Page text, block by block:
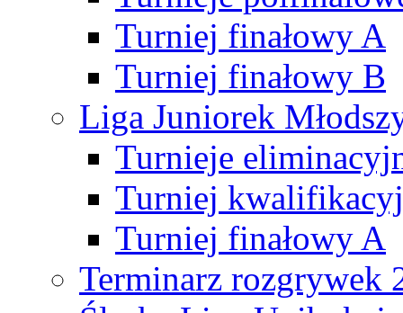
Turniej finałowy A
Turniej finałowy B
Liga Juniorek
Turnieje
Turniej
Turniej finałowy A
Terminarz rozgrywek